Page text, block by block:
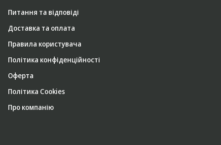
Питання та відповіді
Доставка та оплата
Правила користувача
Політика конфіденційності
Оферта
Політика Cookies
Про компанію